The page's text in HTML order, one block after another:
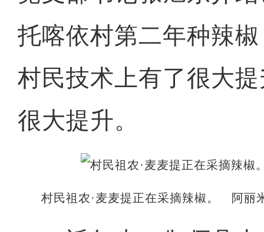
托喀依村第二年种辣
村民技术上有了很大
很大提升。
村民祖农·麦麦提正在采摘辣椒。 阿丽